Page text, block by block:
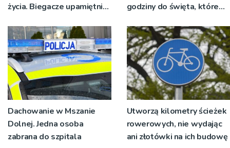
życia. Biegacze upamiętnili
godziny do święta, które
pokoleń
Dachowanie w Mszanie
Dolnej. Jedna osoba
zabrana do szpitala
Utworzą kilometry ścieżek
rowerowych, nie wydając
ani złotówki na ich budowę